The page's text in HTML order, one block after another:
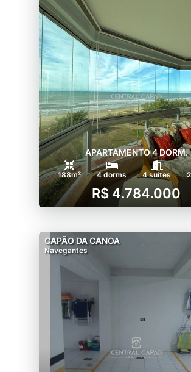
APARTAMENTO 4 DORM.
188m² 4 dorms 4 suítes
R$ 4.784.000
CAPÃO DA CANOA
Navegantes